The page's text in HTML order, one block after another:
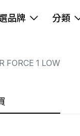
品牌 分類
FORCE 1 LOW